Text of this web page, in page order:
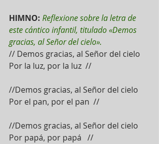
HIMNO: Reflexione sobre la letra de
este cántico infantil, titulado «Demos
gracias, al Señor del cielo».
// Demos gracias, al Señor del cielo
Por la luz, por la luz  //
//Demos gracias, al Señor del cielo
Por el pan, por el pan  //
//Demos gracias, al Señor del cielo
Por papá, por papá   //